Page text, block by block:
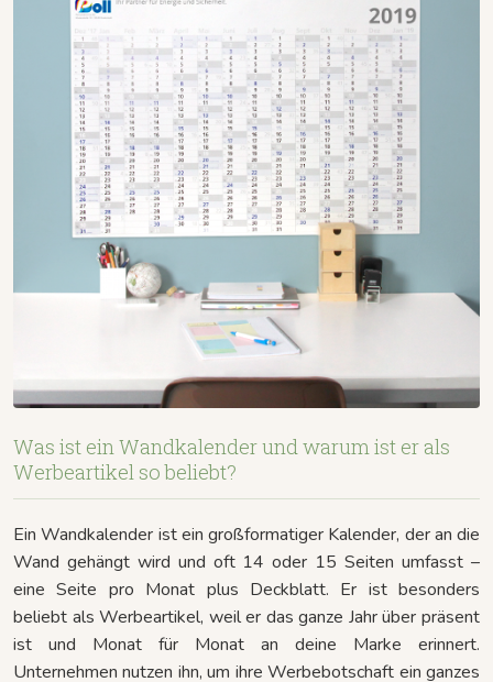
Was ist ein Wandkalender und warum ist er als
Werbeartikel so beliebt?
Ein Wandkalender ist ein großformatiger Kalender, der an die
Wand gehängt wird und oft 14 oder 15 Seiten umfasst –
eine Seite pro Monat plus Deckblatt. Er ist besonders
beliebt als Werbeartikel, weil er das ganze Jahr über präsent
ist und Monat für Monat an deine Marke erinnert.
Unternehmen nutzen ihn, um ihre Werbebotschaft ein ganzes